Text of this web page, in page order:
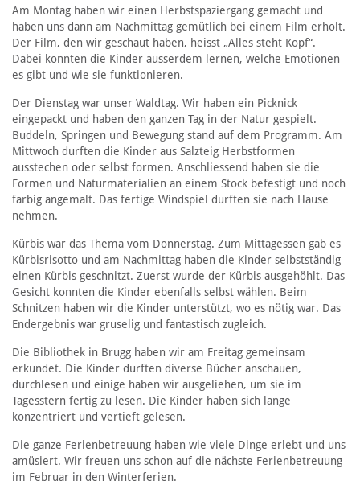
Am Montag haben wir einen Herbstspaziergang gemacht und
haben uns dann am Nachmittag gemütlich bei einem Film erholt.
Der Film, den wir geschaut haben, heisst „Alles steht Kopf“.
Dabei konnten die Kinder ausserdem lernen, welche Emotionen
es gibt und wie sie funktionieren.
Der Dienstag war unser Waldtag. Wir haben ein Picknick
eingepackt und haben den ganzen Tag in der Natur gespielt.
Buddeln, Springen und Bewegung stand auf dem Programm. Am
Mittwoch durften die Kinder aus Salzteig Herbstformen
ausstechen oder selbst formen. Anschliessend haben sie die
Formen und Naturmaterialien an einem Stock befestigt und noch
farbig angemalt. Das fertige Windspiel durften sie nach Hause
nehmen.
Kürbis war das Thema vom Donnerstag. Zum Mittagessen gab es
Kürbisrisotto und am Nachmittag haben die Kinder selbstständig
einen Kürbis geschnitzt. Zuerst wurde der Kürbis ausgehöhlt. Das
Gesicht konnten die Kinder ebenfalls selbst wählen. Beim
Schnitzen haben wir die Kinder unterstützt, wo es nötig war. Das
Endergebnis war gruselig und fantastisch zugleich.
Die Bibliothek in Brugg haben wir am Freitag gemeinsam
erkundet. Die Kinder durften diverse Bücher anschauen,
durchlesen und einige haben wir ausgeliehen, um sie im
Tagesstern fertig zu lesen. Die Kinder haben sich lange
konzentriert und vertieft gelesen.
Die ganze Ferienbetreuung haben wie viele Dinge erlebt und uns
amüsiert. Wir freuen uns schon auf die nächste Ferienbetreuung
im Februar in den Winterferien.